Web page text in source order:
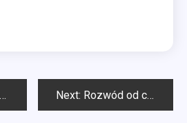
Next: Rozwód od czego zacząć?